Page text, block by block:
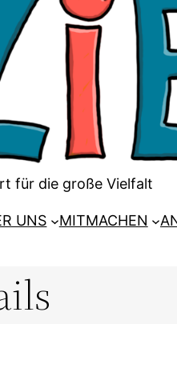
für die große Vielfalt
UNS MITMACHEN